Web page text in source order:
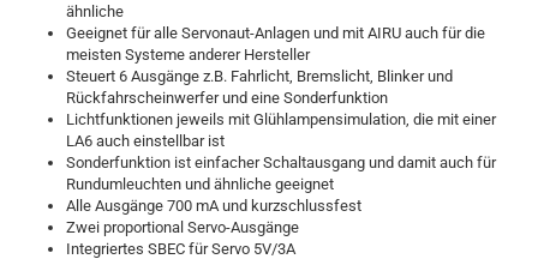
ähnliche
Geeignet für alle Servonaut-Anlagen und mit AIRU auch für die
meisten Systeme anderer Hersteller
Steuert 6 Ausgänge z.B. Fahrlicht, Bremslicht, Blinker und
Rückfahrscheinwerfer und eine Sonderfunktion
Lichtfunktionen jeweils mit Glühlampensimulation, die mit einer
LA6 auch einstellbar ist
Sonderfunktion ist einfacher Schaltausgang und damit auch für
Rundumleuchten und ähnliche geeignet
Alle Ausgänge 700 mA und kurzschlussfest
Zwei proportional Servo-Ausgänge
Integriertes SBEC für Servo 5V/3A